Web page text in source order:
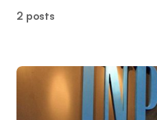
2 posts